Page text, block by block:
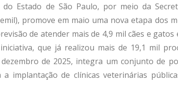
do Estado de São Paulo, por meio da
promove em maio uma nova etapa dos
de atender mais de 4,9 mil cães e
que já realizou mais de 19,1 mil
de 2025, integra um conjunto de
a implantação de clínicas veterinárias